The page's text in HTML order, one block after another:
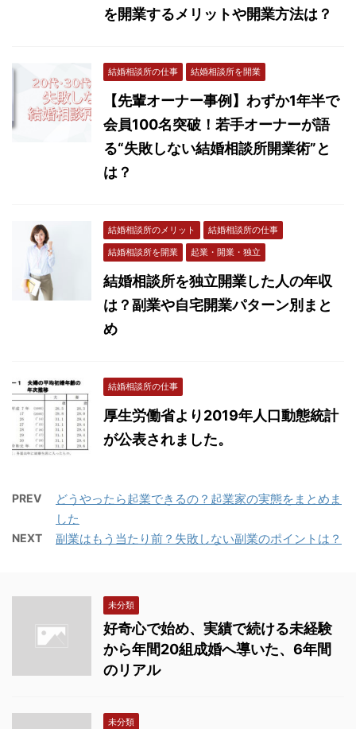
を開業するメリットや開業方法は？
結婚相談所の仕事 結婚相談所を開業
【先輩オーナー事例】わずか1年半で
会員100名突破！若手オーナーが語
る“失敗しない結婚相談所開業術”と
は？
結婚相談所のメリット
結婚相談所の仕事
結婚相談所を開業
起業・開業・独立
結婚相談所を独立開業した人の年収
は？副業や自宅開業パターン別まと
め
結婚相談所の仕事
厚生労働省より2019年人口動態統計
が公表されました。
PREV
どうやったら起業できるの？起業家の実態をまとめま
した
NEXT 副業はもう当たり前？失敗しない副業のポイントは？
未分類
好奇心で始め、実績で続ける未経験
から年間20組成婚へ導いた、6年間
のリアル
未分類